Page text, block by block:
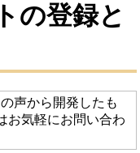
の登録と
声から開発したも
お気軽にお問い合わ